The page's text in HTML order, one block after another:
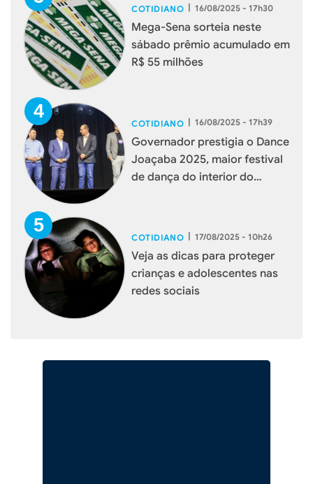
COTIDIANO | 16/08/2025 - 17h30
Mega-Sena sorteia neste
sábado prêmio acumulado em
R$ 55 milhões
COTIDIANO | 16/08/2025 - 17h39
Governador prestigia o Dance
Joaçaba 2025, maior festival
de dança do interior do
COTIDIANO | 17/08/2025 - 10h26
Veja as dicas para proteger
crianças e adolescentes nas
redes sociais